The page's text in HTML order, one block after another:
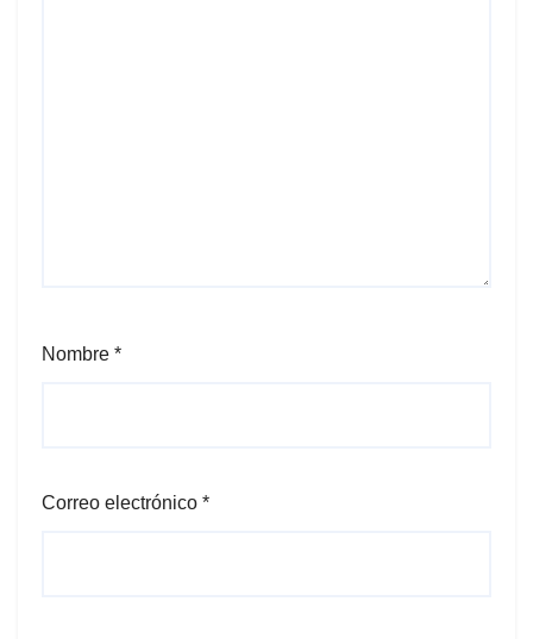
Nombre *
Correo electrónico *